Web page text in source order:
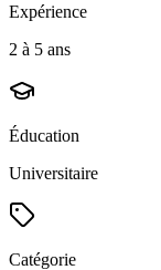
Expérience
2 à 5 ans
Éducation
Universitaire
Catégorie